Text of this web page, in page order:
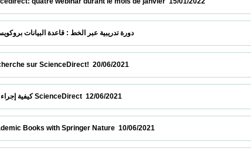
دورة تدريبية عبر الخط : قاعدة البيانات بروكويست  22/12/2021
sur ScienceDirect!  20/06/2021
كيفية إجراء البحث على موقع ScienceDirect  12/06/2021
Books with Springer Nature  10/06/2021